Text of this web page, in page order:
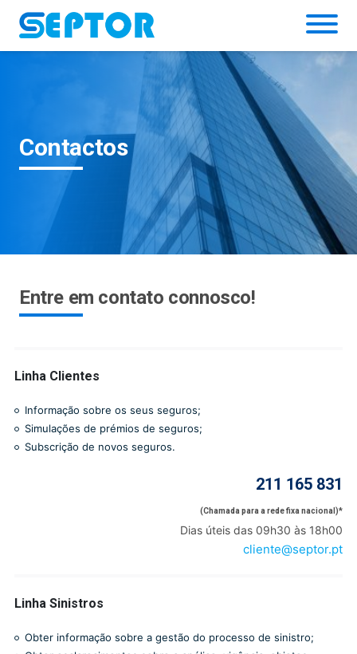
Simulador
Contactos
Entre em contato connosco!
Linha Clientes
Informação sobre os seus seguros;
Simulações de prémios de seguros;
Subscrição de novos seguros.
211 165 831
(Chamada para a rede fixa nacional)*
Dias úteis das 09h30 às 18h00
cliente@septor.pt
Linha Sinistros
Obter informação sobre a gestão do processo de sinistro;